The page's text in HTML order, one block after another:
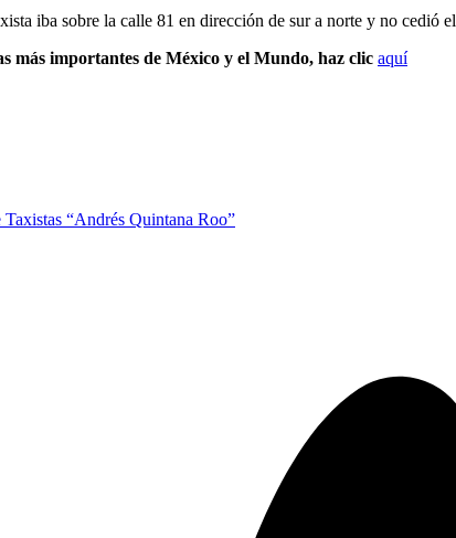
iba sobre la calle 81 en dirección de sur a norte y no cedió
más importantes de México y el Mundo, haz clic aquí
Taxistas “Andrés Quintana Roo”